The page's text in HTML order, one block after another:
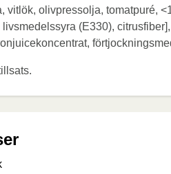
vitlök, olivpressolja, tomatpuré,
(E330),